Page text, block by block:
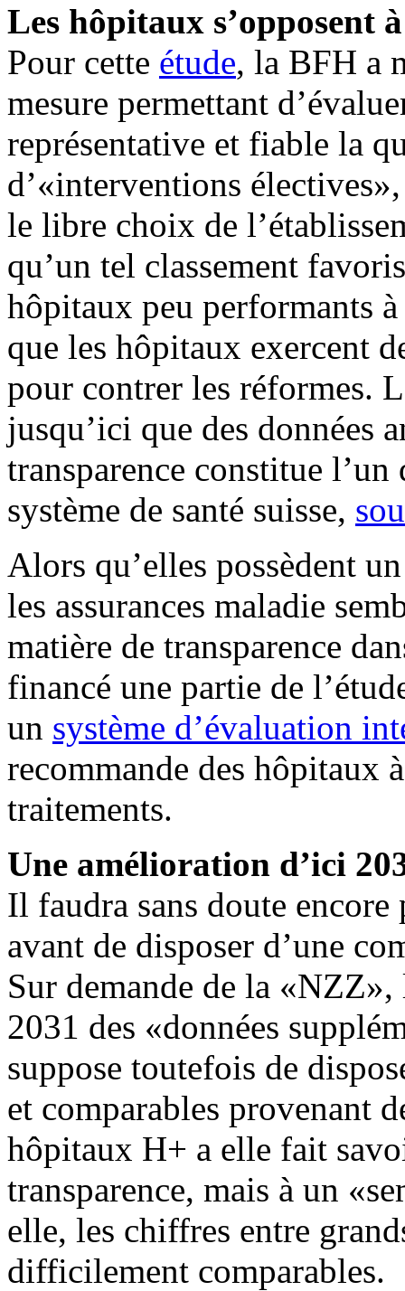
Les hôpitaux s’opposent
Pour cette étude, la BFH a
mesure permettant
représentative et fiable la
d’«interventions
le libre choix de
qu’un tel classement
hôpitaux peu performants
que les hôpitaux exercent
pour contrer les réformes.
jusqu’ici que des données
transparence constitue
système de santé suisse,
Alors qu’elles possèdent
les assurances maladie
matière de transparence
financé une partie de
un système d’évaluation
recommande des hôpitaux
traitements.
Une amélioration d’ici
Il faudra sans doute
avant de disposer d’une
Sur demande de la
2031 des «données
suppose toutefois de
et comparables provenant
hôpitaux H+ a elle fait
transparence, mais à un
elle, les chiffres entre
difficilement comparables.